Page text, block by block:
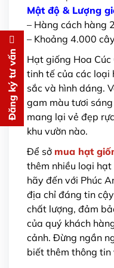
Mật độ & Lượng
– Hàng cách hàng
– Khoảng 4.000
Hạt giống Hoa
tinh tế của các loại
sắc và hình dáng.
gam màu tươi
mang lại vẻ đẹp
khu vườn nào.
Để sở mua hạt
thêm nhiều loại
hãy đến với Phúc
địa chỉ đáng tin cậy
chất lượng, đảm
của quý khách
cảnh. Đừng ngần
biết thêm thông
Đăng ký tư vấn Đăng ký tư
Chúng tôi sẽ gọi
PHÍ
cho bạn ngay lập